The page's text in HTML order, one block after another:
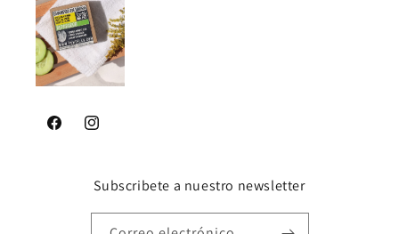
FacebookInstagram
Subscribete a nuestro newsletter